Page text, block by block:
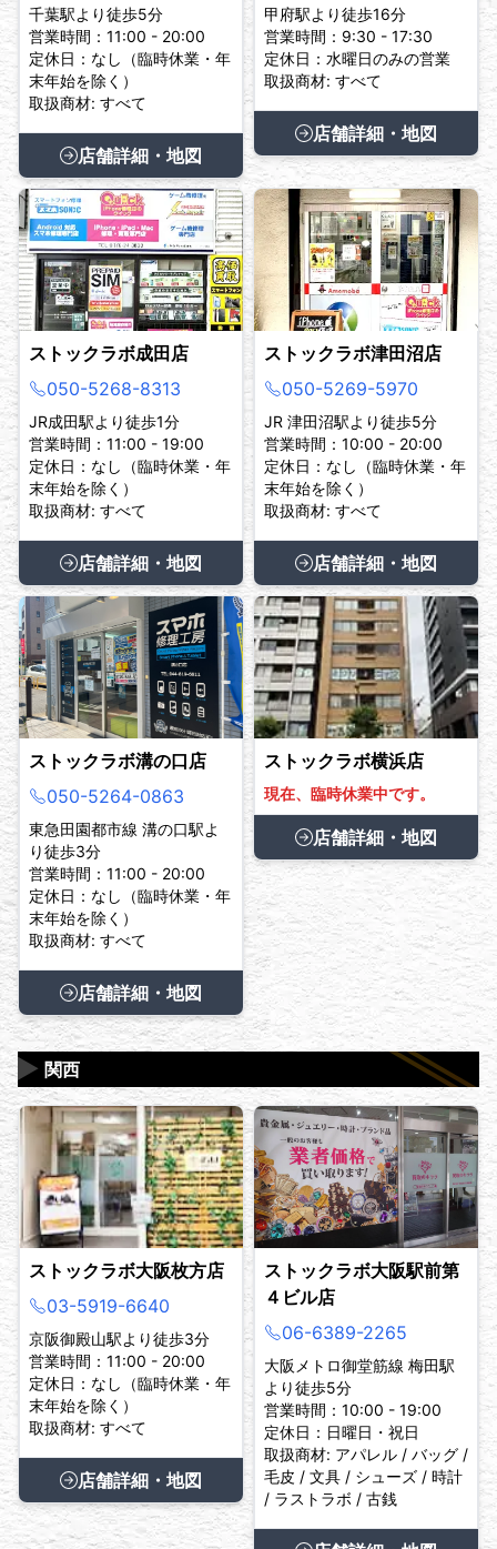
千葉駅より徒歩5分
営業時間：11:00 - 20:00
定休日：なし（臨時休業・年
末年始を除く）
取扱商材: すべて
店舗詳細・地図
甲府駅より徒歩16分
営業時間：9:30 - 17:30
定休日：水曜日のみの営業
取扱商材: すべて
店舗詳細・地図
ストックラボ成田店
050-5268-8313
JR成田駅より徒歩1分
営業時間：11:00 - 19:00
定休日：なし（臨時休業・年
末年始を除く）
取扱商材: すべて
店舗詳細・地図
ストックラボ津田沼店
050-5269-5970
JR 津田沼駅より徒歩5分
営業時間：10:00 - 20:00
定休日：なし（臨時休業・年
末年始を除く）
取扱商材: すべて
店舗詳細・地図
ストックラボ溝の口店
050-5264-0863
東急田園都市線 溝の口駅よ
り徒歩3分
営業時間：11:00 - 20:00
定休日：なし（臨時休業・年
末年始を除く）
取扱商材: すべて
店舗詳細・地図
ストックラボ横浜店
現在、臨時休業中です。
店舗詳細・地図
関西
▶
ストックラボ大阪枚方店
03-5919-6640
京阪御殿山駅より徒歩3分
営業時間：11:00 - 20:00
定休日：なし（臨時休業・年
末年始を除く）
取扱商材: すべて
店舗詳細・地図
ストックラボ大阪駅前第
４ビル店
06-6389-2265
大阪メトロ御堂筋線 梅田駅
より徒歩5分
営業時間：10:00 - 19:00
定休日：日曜日・祝日
取扱商材: アパレル / バッグ /
毛皮 / 文具 / シューズ / 時計
/ ラストラボ / 古銭